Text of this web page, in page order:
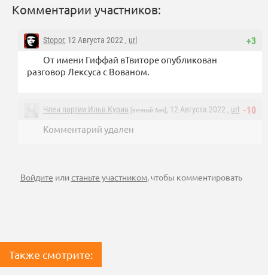
Комментарии участников:
+3
Stopor, 12 Августа 2022 , url
От имени Гиффай вТвиторе опубликован
разговор Лексуса с Вованом.
-10
Член партии Илья Курин [вечный бан] , 12 Августа 2022 , url
Комментарий удален
Войдите илистаньте участником, чтобы комментировать
Также смотрите: